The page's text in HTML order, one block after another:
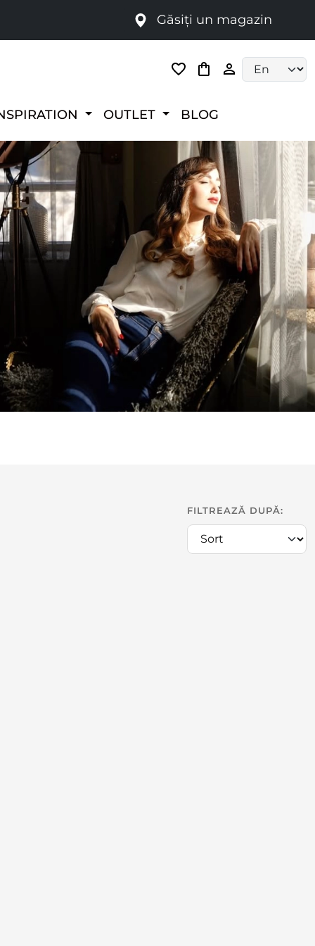
Găsiți un magazin
OUTLET BLOG
FILTREAZĂ DUPĂ: